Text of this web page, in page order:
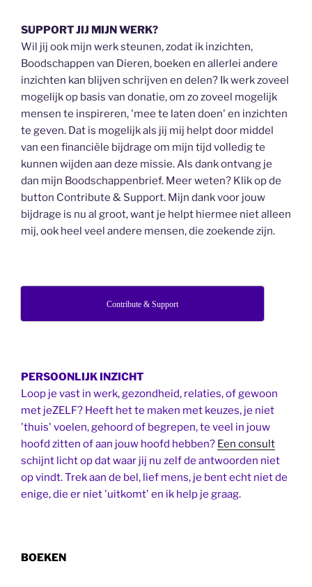
SUPPORT JIJ MIJN WERK?
Wil jij ook mijn werk steunen, zodat ik inzichten,
Boodschappen van Dieren, boeken en allerlei andere
inzichten kan blijven schrijven en delen? Ik werk zoveel
mogelijk op basis van donatie, om zo zoveel mogelijk
mensen te inspireren, 'mee te laten doen' en inzichten
te geven. Dat is mogelijk als jij mij helpt door middel
van een financiële bijdrage om mijn tijd volledig te
kunnen wijden aan deze missie. Als dank ontvang je
dan mijn Boodschappenbrief. Meer weten? Klik op de
button Contribute & Support. Mijn dank voor jouw
bijdrage is nu al groot, want je helpt hiermee niet alleen
mij, ook heel veel andere mensen, die zoekende zijn.
Contribute & Support
PERSOONLIJK INZICHT
Loop je vast in werk, gezondheid, relaties, of gewoon
met jeZELF? Heeft het te maken met keuzes, je niet
'thuis' voelen, gehoord of begrepen, te veel in jouw
hoofd zitten of aan jouw hoofd hebben? Een consult
schijnt licht op dat waar jij nu zelf de antwoorden niet
op vindt. Trek aan de bel, lief mens, je bent echt niet de
enige, die er niet 'uitkomt' en ik help je graag.
BOEKEN